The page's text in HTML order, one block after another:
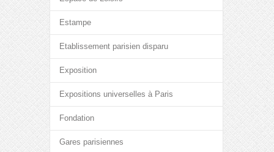
Estampe
Etablissement parisien disparu
Exposition
Expositions universelles à Paris
Fondation
Gares parisiennes